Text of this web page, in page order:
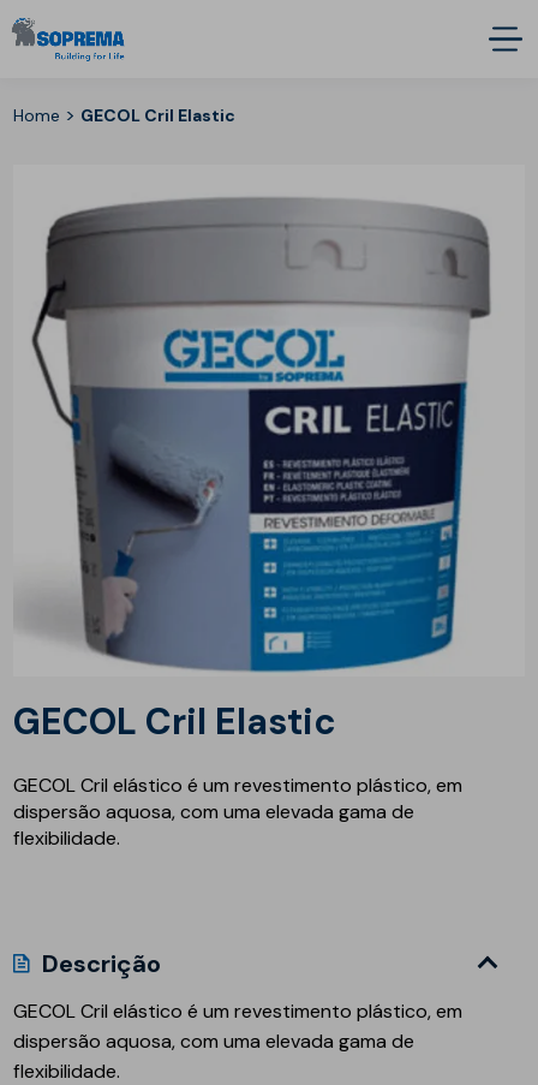
Home > GECOL Cril Elastic
GECOL Cril Elastic
GECOL Cril elástico é um revestimento plástico, em
dispersão aquosa, com uma elevada gama de
flexibilidade.
Descrição
GECOL Cril elástico é um revestimento plástico, em
dispersão aquosa, com uma elevada gama de
flexibilidade.